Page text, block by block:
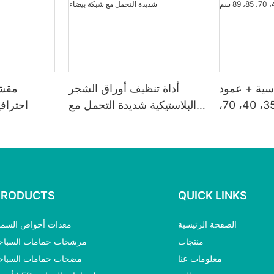
أداة تنظيف أوراق الشجر
البلاستيكية شديدة التحمل مع
+ عمود
تلسكوبي 3 × 35، 40، 70،
معدات أحواض
مرشحات حمامات
مضخات حمامات
QUICK LINKS
الصفحة الرئيسية
منتجات
معلومات عنا